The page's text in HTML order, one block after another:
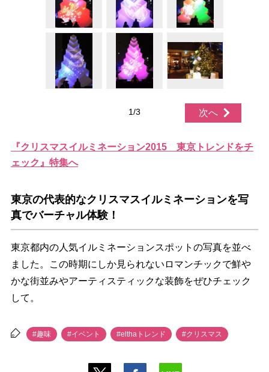
次へ
1/3
『クリスマスイルミネーション2015 東京トレンドをチ
ェック』特集へ
東京の代表的なクリスマスイルミネーションを写
真でバーチャル体験！
東京都内の人気イルミネーションスポットの写真を並べ
ました。この時期にしか見られないロマンチックで鮮
かな街並みやアーティスティックな装飾をぜひチェック
して。
#趣味 #イベント #elthaトレンド #クリスマス